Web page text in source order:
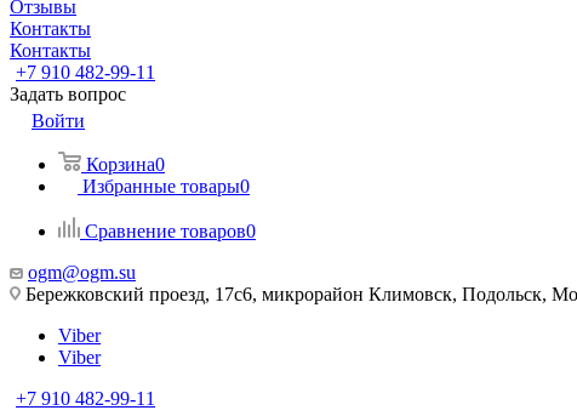
Отзывы
Контакты
Контакты
+7 910 482-99-11
Задать вопрос
Войти
Корзина0
Избранные товары0
Сравнение товаров0
ogm@ogm.su
Бережковский проезд, 17с6, микрорайон Климовск, Подольск,
Viber
Viber
+7 910 482-99-11